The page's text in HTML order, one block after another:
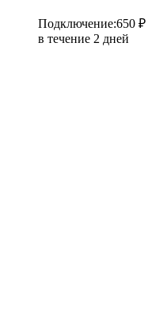
Подключение:650 ₽
в течение 2 дней